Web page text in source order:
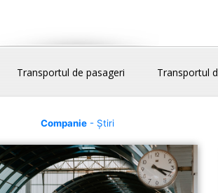
Transportul de pasageri Transportul
Companie- Știri